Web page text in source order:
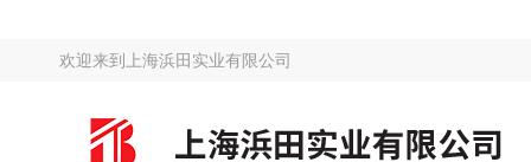
欢迎来到 上海浜田实业有限公司